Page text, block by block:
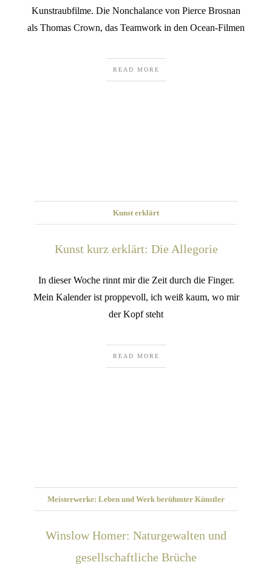
Kunstraubfilme. Die Nonchalance von Pierce Brosnan
als Thomas Crown, das Teamwork in den Ocean-Filmen
READ MORE
Kunst erklärt
Kunst kurz erklärt: Die Allegorie
In dieser Woche rinnt mir die Zeit durch die Finger.
Mein Kalender ist proppevoll, ich weiß kaum, wo mir
der Kopf steht
READ MORE
Meisterwerke: Leben und Werk berühmter Künstler
Winslow Homer: Naturgewalten und
gesellschaftliche Brüche